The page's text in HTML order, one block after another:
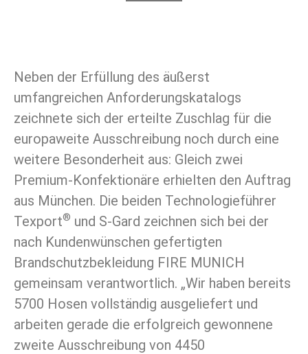
Neben der Erfüllung des äußerst
umfangreichen Anforderungskatalogs
zeichnete sich der erteilte Zuschlag für die
europaweite Ausschreibung noch durch eine
weitere Besonderheit aus: Gleich zwei
Premium-Konfektionäre erhielten den Auftrag
aus München. Die beiden Technologieführer
Texport® und S-Gard zeichnen sich bei der
nach Kundenwünschen gefertigten
Brandschutzbekleidung FIRE MUNICH
gemeinsam verantwortlich. „Wir haben bereits
5700 Hosen vollständig ausgeliefert und
arbeiten gerade die erfolgreich gewonnene
zweite Ausschreibung von 4450